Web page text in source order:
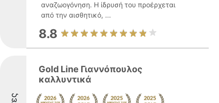
αναζωογόνηση. Η ίδρυσή του προέρχεται
από την αισθητικό, ...
8.8
Gold Line Γιαννόπουλος
καλλυντικά